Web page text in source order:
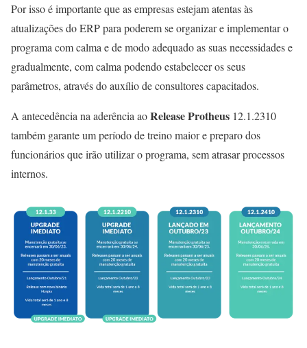
Por isso é importante que as empresas estejam atentas às
atualizações do ERP para poderem se organizar e implementar o
programa com calma e de modo adequado as suas necessidadese
gradualmente, com calma podendoestabelecer os seus
parâmetros, através do auxílio de consultores capacitados.
A antecedência na aderência aoRelease Protheus 12.1.2310
também garante um período de treino maior e preparo dos
funcionários que irão utilizar o programa, sem atrasar processos
internos.